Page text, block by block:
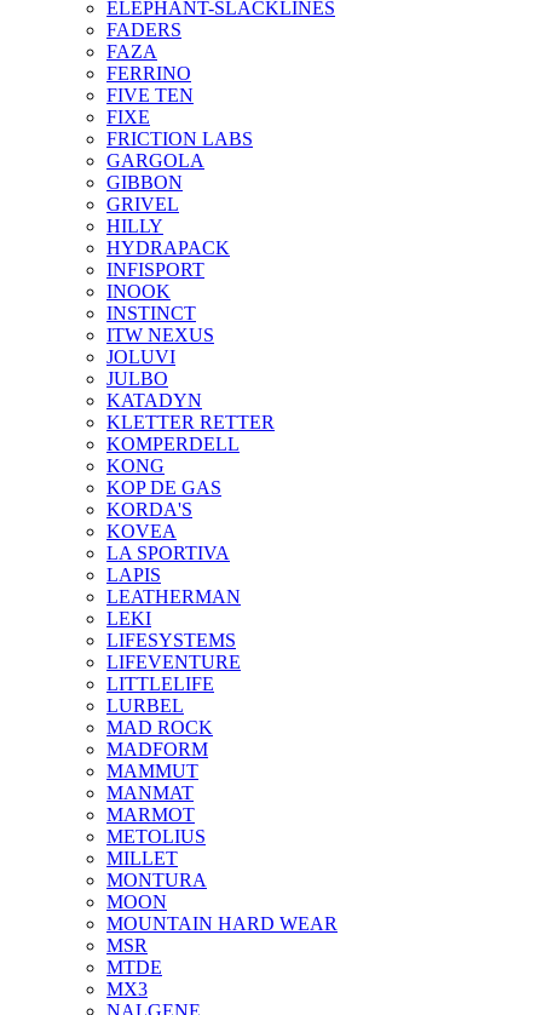
ELEPHANT-SLACKLINES
FADERS
FAZA
FERRINO
FIVE TEN
FIXE
FRICTION LABS
GARGOLA
GIBBON
GRIVEL
HILLY
HYDRAPACK
INFISPORT
INOOK
INSTINCT
ITW NEXUS
JOLUVI
JULBO
KATADYN
KLETTER RETTER
KOMPERDELL
KONG
KOP DE GAS
KORDA'S
KOVEA
LA SPORTIVA
LAPIS
LEATHERMAN
LEKI
LIFESYSTEMS
LIFEVENTURE
LITTLELIFE
LURBEL
MAD ROCK
MADFORM
MAMMUT
MANMAT
MARMOT
METOLIUS
MILLET
MONTURA
MOON
MOUNTAIN HARD WEAR
MSR
MTDE
MX3
NALGENE